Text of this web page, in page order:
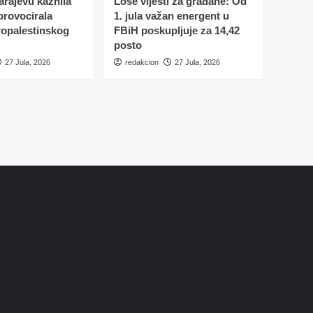
27 Jula, 2026
1. jula važan energent u
FBiH poskupljuje za 14,42
posto
redakcion 27 Jula, 2026